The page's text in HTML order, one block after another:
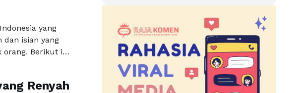
yang
dan isian yang
orang. Berikut ini
membuat
minyak
Renyah